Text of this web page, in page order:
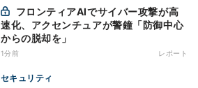
速化、アクセンチュアが警鐘「防御中心
からの脱却を」
1分前 レポート
セキュリティ